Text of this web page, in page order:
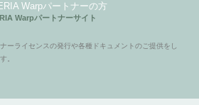
Warpパートナーの方
Warpパートナーサイト
ーライセンスの発行や各種ドキュメントのご提供をし
。